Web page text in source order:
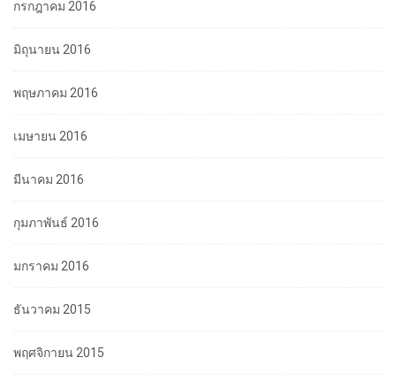
กรกฎาคม 2016
มิถุนายน 2016
พฤษภาคม 2016
เมษายน 2016
มีนาคม 2016
กุมภาพันธ์ 2016
มกราคม 2016
ธันวาคม 2015
พฤศจิกายน 2015